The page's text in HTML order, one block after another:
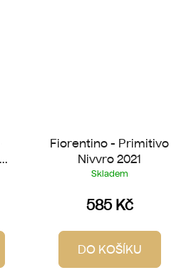
Fiorentino - Primitivo
Nivvro 2021
Skladem
585 Kč
DO KOŠÍKU